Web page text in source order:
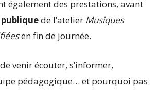
également des prestations, avant
de l’atelier Musiques
en fin de journée.
de venir écouter, s’informer,
pédagogique… et pourquoi pas